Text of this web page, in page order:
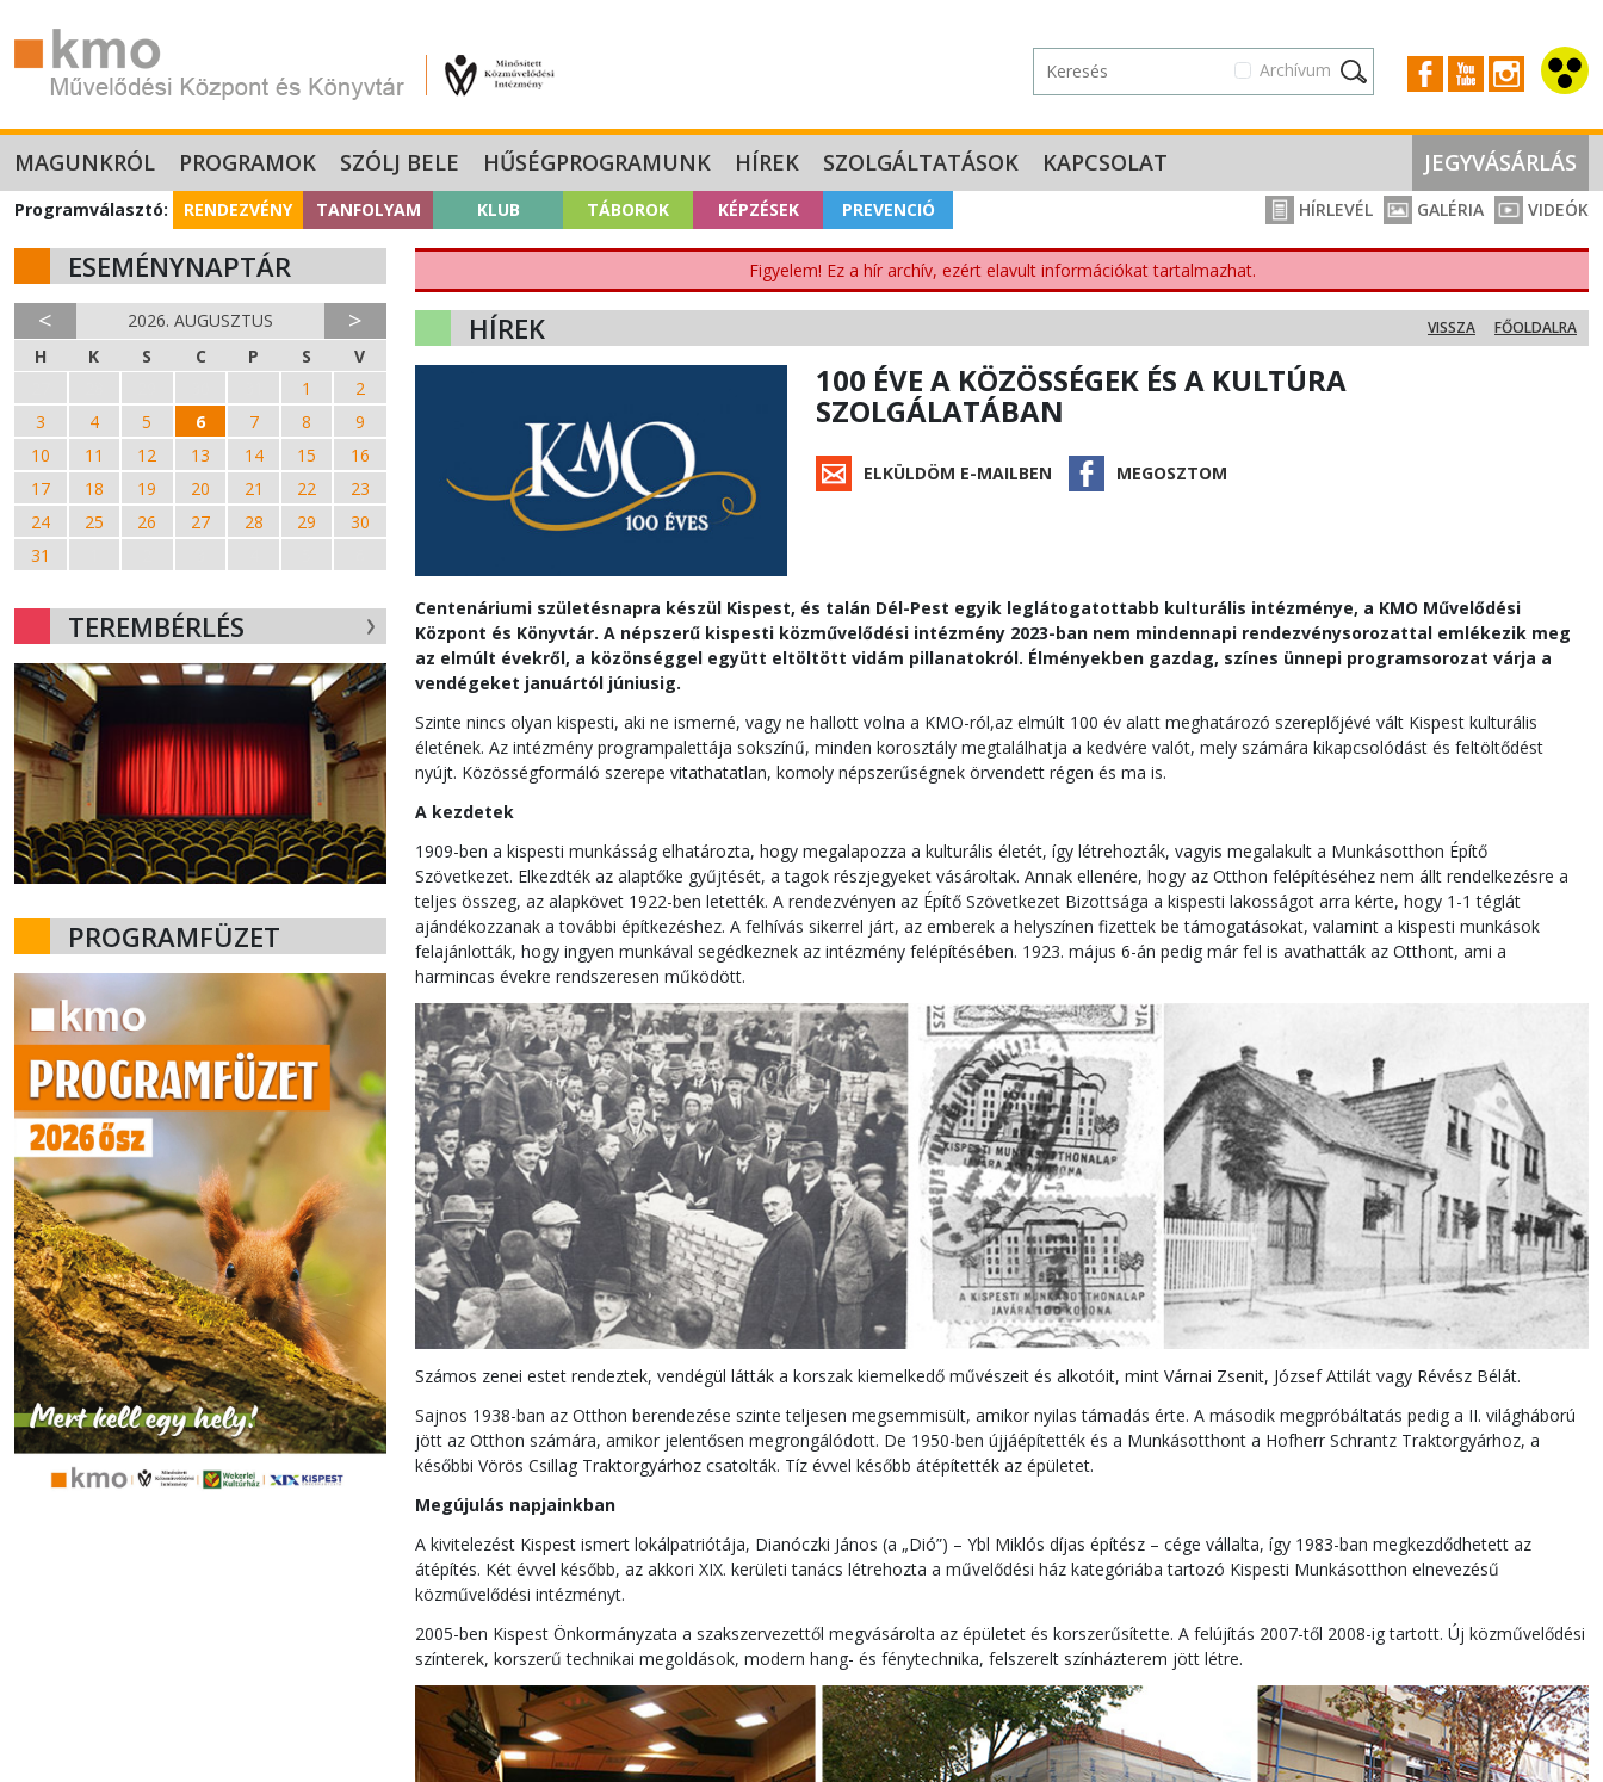
Archívum
MAGUNKRÓL PROGRAMOK SZÓLJ BELE HŰSÉGPROGRAMUNK HÍREK SZOLGÁLTATÁSOK KAPCSOLAT JEGYVÁSÁRLÁS
Programválasztó: RENDEZVÉNY TANFOLYAM KLUB TÁBOROK KÉPZÉSEK PREVENCIÓ HÍRLEVÉL GALÉRIA VIDEÓK
ESEMÉNYNAPTÁR
< 2026. AUGUSZTUS >
H K S C P S
V
1
2
3
4 5 6 7 8
9
10
11 12 13 14 15
16
17
18 19 20 21 22
23
24
25 26 27 28 29
30
31
TEREMBÉRLÉS
PROGRAMFÜZET
Figyelem! Ez a hír archív, ezért elavult információkat tartalmazhat.
HÍREK FŐOLDALRA
VISSZA
100 ÉVE A KÖZÖSSÉGEK ÉS A KULTÚRA
SZOLGÁLATÁBAN
ELKÜLDÖM E-MAILBEN MEGOSZTOM
Centenáriumi születésnapra készül Kispest, és talán Dél-Pest egyik leglátogatottabb kulturális intézménye, a KMO Művelődési
Központ és Könyvtár. A népszerű kispesti közművelődési intézmény 2023-ban nem mindennapi rendezvénysorozattal emlékezik meg
az elmúlt évekről, a közönséggel együtt eltöltött vidám pillanatokról. Élményekben gazdag, színes ünnepi programsorozat várja a
vendégeket januártól júniusig.
Szinte nincs olyan kispesti, aki ne ismerné, vagy ne hallott volna a KMO-ról,az elmúlt 100 év alatt meghatározó szereplőjévé vált Kispest kulturális
életének. Az intézmény programpalettája sokszínű, minden korosztály megtalálhatja a kedvére valót, mely számára kikapcsolódást és feltöltődést
nyújt. Közösségformáló szerepe vitathatatlan, komoly népszerűségnek örvendett régen és ma is.
A kezdetek
1909-ben a kispesti munkásság elhatározta, hogy megalapozza a kulturális életét, így létrehozták, vagyis megalakult a Munkásotthon Építő
Szövetkezet. Elkezdték az alaptőke gyűjtését, a tagok részjegyeket vásároltak. Annak ellenére, hogy az Otthon felépítéséhez nem állt rendelkezésre a
teljes összeg, az alapkövet 1922-ben letették. A rendezvényen az Építő Szövetkezet Bizottsága a kispesti lakosságot arra kérte, hogy 1-1 téglát
ajándékozzanak a további építkezéshez. A felhívás sikerrel járt, az emberek a helyszínen fizettek be támogatásokat, valamint a kispesti munkások
felajánlották, hogy ingyen munkával segédkeznek az intézmény felépítésében. 1923. május 6-án pedig már fel is avathatták az Otthont, ami a
harmincas évekre rendszeresen működött.
Számos zenei estet rendeztek, vendégül látták a korszak kiemelkedő művészeit és alkotóit, mint Várnai Zsenit, József Attilát vagy Révész Bélát.
Sajnos 1938-ban az Otthon berendezése szinte teljesen megsemmisült, amikor nyilas támadás érte. A második megpróbáltatás pedig a II. világháború
jött az Otthon számára, amikor jelentősen megrongálódott. De 1950-ben újjáépítették és a Munkásotthont a Hofherr Schrantz Traktorgyárhoz, a
későbbi Vörös Csillag Traktorgyárhoz csatolták. Tíz évvel később átépítették az épületet.
Megújulás napjainkban
A kivitelezést Kispest ismert lokálpatriótája, Dianóczki János (a „Dió”) – Ybl Miklós díjas építész – cége vállalta, így 1983-ban megkezdődhetett az
átépítés. Két évvel később, az akkori XIX. kerületi tanács létrehozta a művelődési ház kategóriába tartozó Kispesti Munkásotthon elnevezésű
közművelődési intézményt.
2005-ben Kispest Önkormányzata a szakszervezettől megvásárolta az épületet és korszerűsítette. A felújítás 2007-től 2008-ig tartott. Új közművelődési
színterek, korszerű technikai megoldások, modern hang- és fénytechnika, felszerelt színházterem jött létre.